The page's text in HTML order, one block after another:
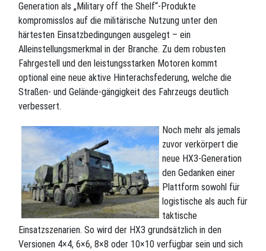
Generation als „Military off the Shelf“-Produkte
kompromisslos auf die militärische Nutzung unter den
härtesten Einsatzbedingungen ausgelegt – ein
Alleinstellungsmerkmal in der Branche. Zu dem robusten
Fahrgestell und den leistungsstarken Motoren kommt
optional eine neue aktive Hinterachsfederung, welche die
Straßen- und Gelände-gängigkeit des Fahrzeugs deutlich
verbessert.
Noch mehr als jemals
zuvor verkörpert die
neue HX3-Generation
den Gedanken einer
Plattform sowohl für
logistische als auch für
taktische
Einsatzszenarien. So wird der HX3 grundsätzlich in den
Versionen 4×4, 6×6, 8×8 oder 10×10 verfügbar sein und sich